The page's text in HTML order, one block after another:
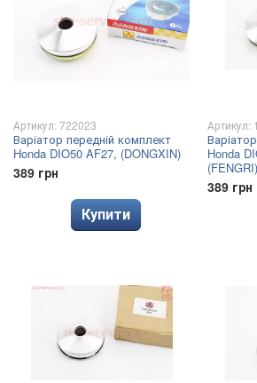
Артикул: 722023
Варіатор передній комплект
Honda DIO50 AF27, (DONGXIN)
389 грн
Купити
Артикул:
Honda
(FENGRI)
389 грн